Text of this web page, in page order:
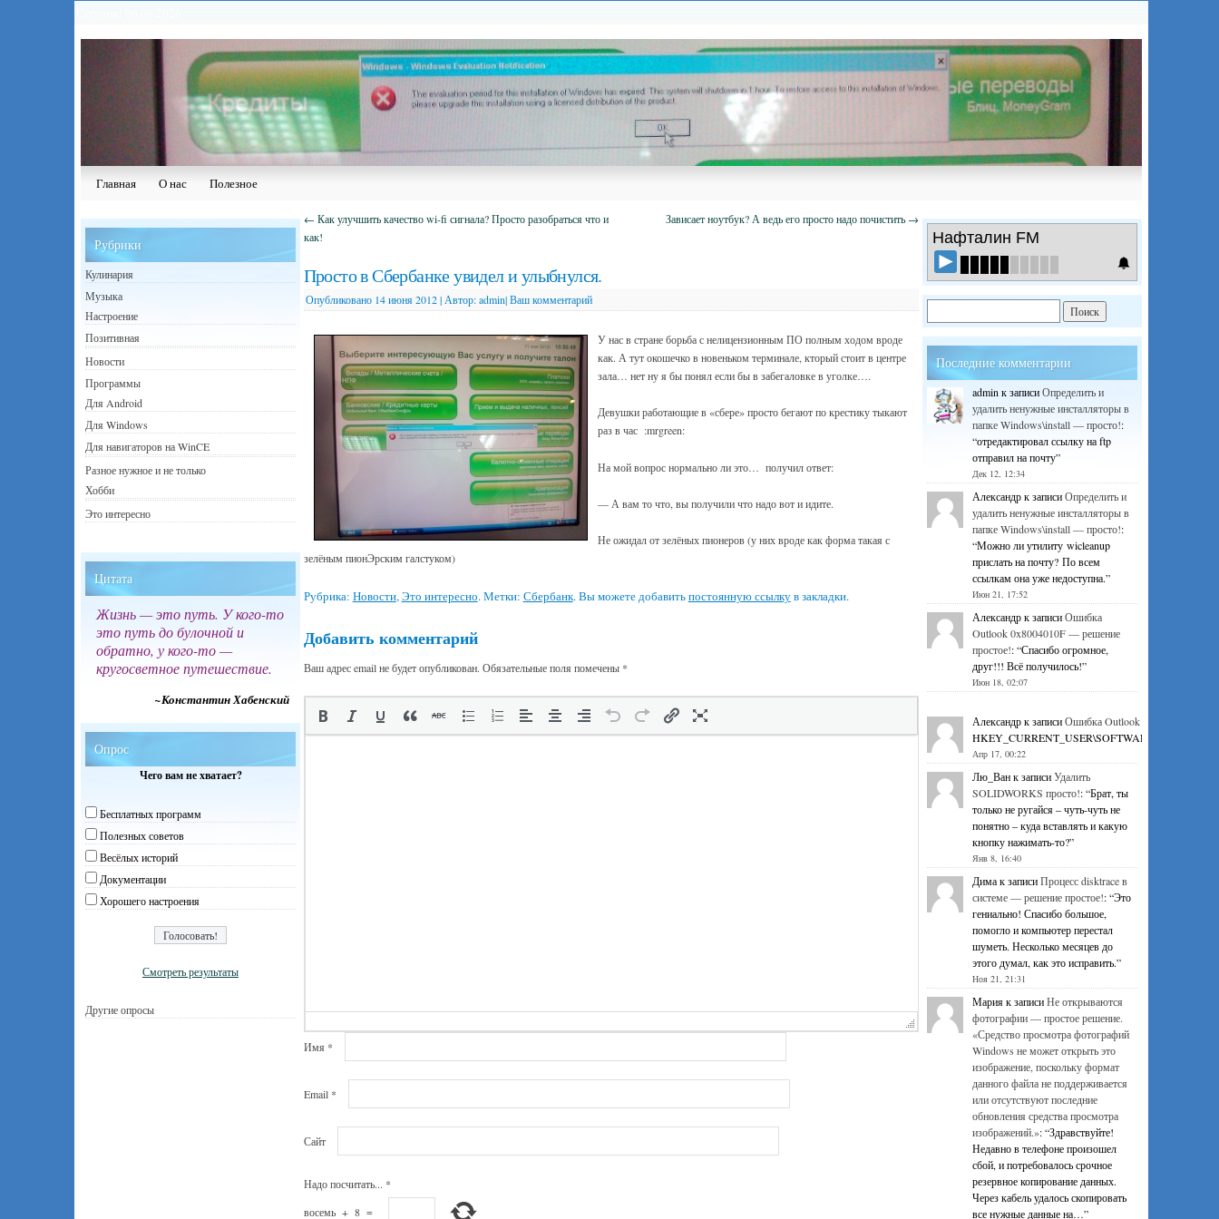
Главная О нас Полезное
← Как улучшить качество wi-fi сигнала? Просто разобраться что и
как!
Зависает ноутбук? А ведь его просто надо почистить →
Просто в Сбербанке увидел и улыбнулся.
Опубликовано 14 июня 2012|Автор: admin| Ваш комментарий
У нас в стране борьба с нелицензионным ПО полным ходом вроде
как. А тут окошечко в новеньком терминале, кторый стоит в центре
зала… нет ну я бы понял если бы в забегаловке в уголке….
Девушки работающие в «сбере» просто бегают по крестику тыкают
раз в час :mrgreen:
На мой вопрос нормально ли это… получил ответ:
— А вам то что, вы получили что надо вот и идите.
Не ожидал от зелёных пионеров (у них вроде как форма такая с
зелёным пионЭрским галстуком)
Рубрика: Новости,Это интересно. Метки: Сбербанк. Вы можете добавитьпостоянную ссылкув закладки.
Добавить комментарий
Ваш адрес email не будет опубликован. Обязательные поля помечены *
Имя *
Email *
Сайт
Надо посчитать... *
восемь + 8 =
Рубрики
Кулинария
Музыка
Настроение
Позитивная
Новости
Программы
Для Android
Для Windows
Для навигаторов на WinCE
Разное нужное и не только
Хобби
Это интересно
Цитата
Жизнь — это путь. У кого-то
это путь до булочной и
обратно, у кого-то —
кругосветное путешествие.
~Константин Хабенский
Опрос
Чего вам не хватает?
Бесплатных программ
Полезных советов
Весёлых историй
Документации
Хорошего настроения
Смотреть результаты
Другие опросы
Нафталин FM
Последние комментарии
admin к записиОпределить и
удалить ненужные инсталляторы в
папке Windows\install — просто!:
“отредактировал ссылку на ftp
отправил на почту”
Дек 12, 12:34
Александрк записиОпределить и
удалить ненужные инсталляторы в
папке Windows\install — просто!:
“Можно ли утилиту wicleanup
прислать на почту? По всем
ссылкам она уже недоступна.”
Июн 21, 17:52
Александрк записиОшибка
Outlook 0x8004010F — решение
простое!: “Спасибо огромное,
друг!!! Всё получилось!”
Июн 18, 02:07
Александрк записиОшибка Outlook 0x8004010F —
Апр 17, 00:22
Лю_Ванк записиУдалить
SOLIDWORKS просто!: “Брат, ты
только не ругайся – чуть-чуть не
понятно – куда вставлять и какую
кнопку нажимать-то?”
Янв 8, 16:40
Димак записиПроцесс disktrace в
системе — решение простое!: “Это
гениально! Спасибо большое,
помогло и компьютер перестал
шуметь. Несколько месяцев до
этого думал, как это исправить.”
Ноя 21, 21:31
Марияк записиНе открываются
фотографии — простое решение.
«Средство просмотра фотографий
Windows не может открыть это
изображение, поскольку формат
данного файла не поддерживается
или отсутствуют последние
обновления средства просмотра
изображений.»: “Здравствуйте!
Недавно в телефоне произошел
сбой, и потребовалось срочное
резервное копирование данных.
Через кабель удалось скопировать
все нужные данные на…”